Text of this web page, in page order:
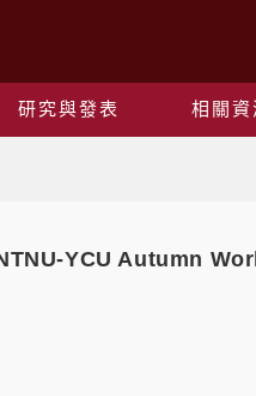
研究與發表 相關資
YCU Autumn